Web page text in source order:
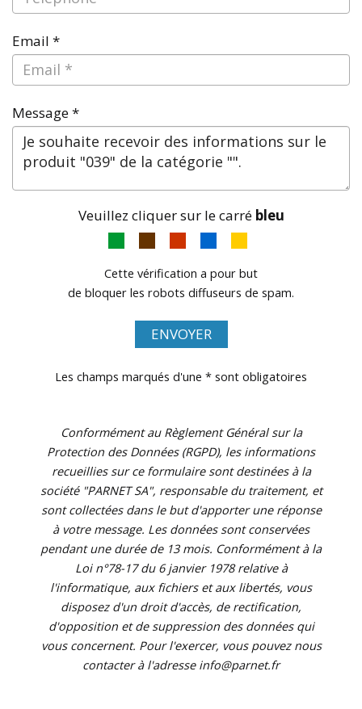
Email *
Message *
Veuillez cliquer sur le carré bleu
Cette vérification a pour but
de bloquer les robots diffuseurs de spam.
ENVOYER
Les champs marqués d'une * sont obligatoires
Conformément au Règlement Général sur la
Protection des Données (RGPD), les informations
recueillies sur ce formulaire sont destinées à la
société "PARNET SA", responsable du traitement, et
sont collectées dans le but d'apporter une réponse
à votre message. Les données sont conservées
pendant une durée de 13 mois. Conformément à la
Loi n°78-17 du 6 janvier 1978 relative à
l'informatique, aux fichiers et aux libertés, vous
disposez d'un droit d'accès, de rectification,
d'opposition et de suppression des données qui
vous concernent. Pour l'exercer, vous pouvez nous
contacter à l'adresse info@parnet.fr